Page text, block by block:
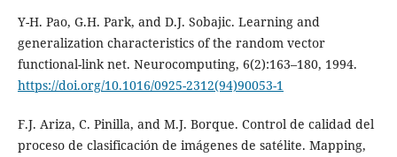
Y-H. Pao, G.H. Park, and D.J. Sobajic. Learning and
generalization characteristics of the random vector
functional-link net. Neurocomputing, 6(2):163–180, 1994.
https://doi.org/10.1016/0925-2312(94)90053-1
F.J. Ariza, C. Pinilla, and M.J. Borque. Control de calidad del
proceso de clasificación de imágenes de satélite. Mapping,